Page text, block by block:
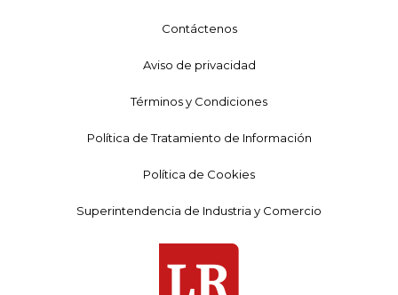
Contáctenos
Aviso de privacidad
Términos y Condiciones
Política de Tratamiento de Información
Política de Cookies
Superintendencia de Industria y Comercio